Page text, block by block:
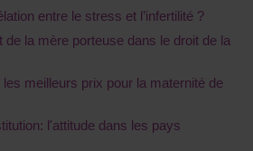
entre le stress et l’infertilité ?
de la mère porteuse dans le droit de la
meilleurs prix pour la maternité de
l'attitude dans les pays